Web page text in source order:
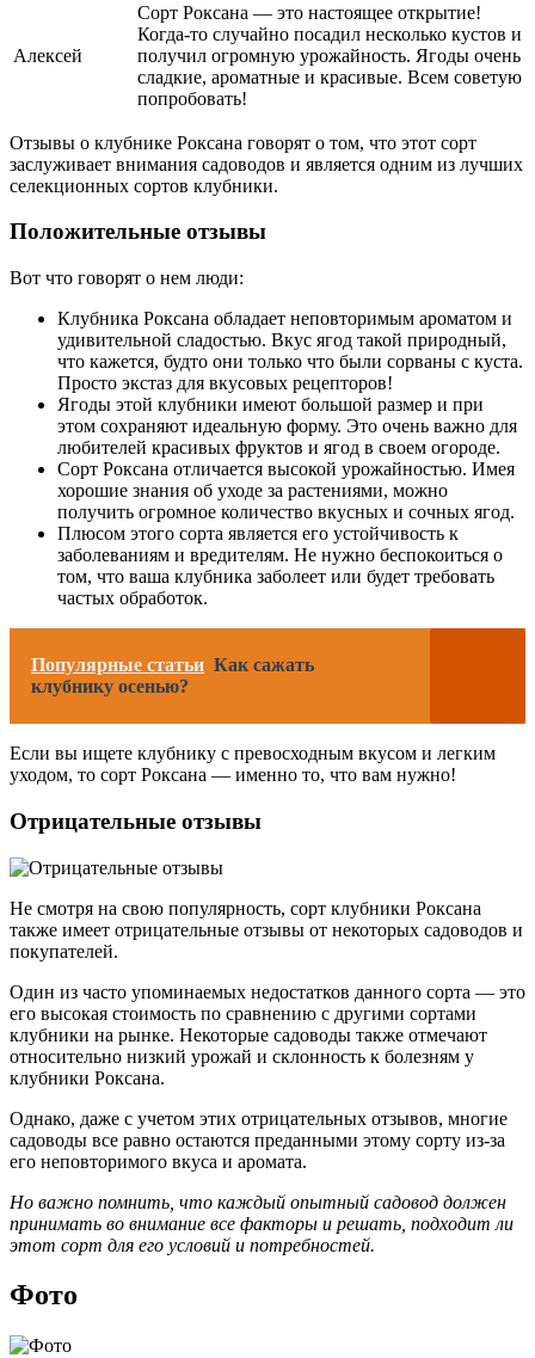
Алексей
Сорт Роксана — это настоящее открытие!
Когда-то случайно посадил несколько кустов и
получил огромную урожайность. Ягоды очень
сладкие, ароматные и красивые. Всем советую
попробовать!
Отзывы о клубнике Роксана говорят о том, что этот сорт
заслуживает внимания садоводов и является одним из лучших
селекционных сортов клубники.
Положительные отзывы
Вот что говорят о нем люди:
Клубника Роксана обладает неповторимым ароматом и
удивительной сладостью. Вкус ягод такой природный,
что кажется, будто они только что были сорваны с куста.
Просто экстаз для вкусовых рецепторов!
Ягоды этой клубники имеют большой размер и при
этом сохраняют идеальную форму. Это очень важно для
любителей красивых фруктов и ягод в своем огороде.
Сорт Роксана отличается высокой урожайностью. Имея
хорошие знания об уходе за растениями, можно
получить огромное количество вкусных и сочных ягод.
Плюсом этого сорта является его устойчивость к
заболеваниям и вредителям. Не нужно беспокоиться о
том, что ваша клубника заболеет или будет требовать
частых обработок.
Популярные статьи Как сажать
клубнику осенью?
Если вы ищете клубнику с превосходным вкусом и легким
уходом, то сорт Роксана — именно то, что вам нужно!
Отрицательные отзывы
Не смотря на свою популярность, сорт клубники Роксана
также имеет отрицательные отзывы от некоторых садоводов и
покупателей.
Один из часто упоминаемых недостатков данного сорта — это
его высокая стоимость по сравнению с другими сортами
клубники на рынке. Некоторые садоводы также отмечают
относительно низкий урожай и склонность к болезням у
клубники Роксана.
Однако, даже с учетом этих отрицательных отзывов, многие
садоводы все равно остаются преданными этому сорту из-за
его неповторимого вкуса и аромата.
Но важно помнить, что каждый опытный садовод должен
принимать во внимание все факторы и решать, подходит ли
этот сорт для его условий и потребностей.
Фото